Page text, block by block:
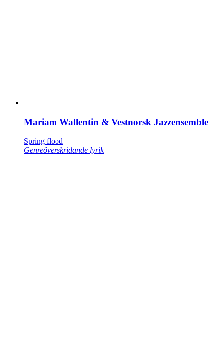
Mariam Wallentin & Vestnorsk Jazzensemble
Spring flood
Genreöverskridande lyrik